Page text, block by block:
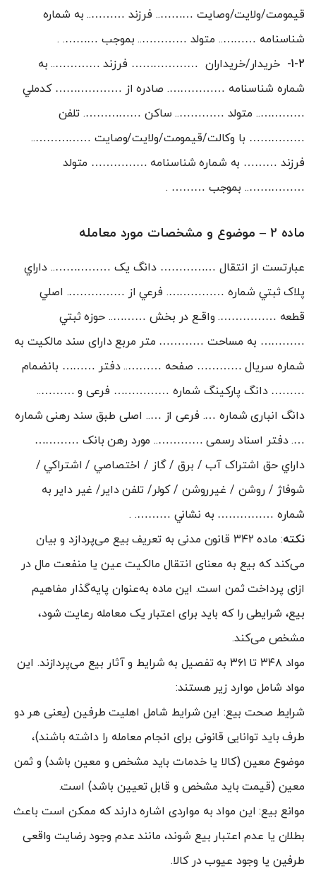
قيمومت/ولايت/وصايت ……….. فرزند ……….. به شماره
شناسنامه ……….. متولد ………….. بموجب ………. .
1-2-
خريدار/خريداران ……………… فرزند ………….. به
شماره شناسنامه ……………. صادره از ……………… کدملي
………….. متولد ………….. ساکن ……………. تلفن
…………… با وکالت/قيمومت/ولايت/وصايت ……………..
فرزند ……… به شماره شناسنامه …………… متولد
…………….. بموجب ……… .
ماده 2 – موضوع و مشخصات مورد معامله
عبارتست از انتقال …………… دانگ يک …………….. داراي
پلاک ثبتي شماره ……………. فرعي از ……………. اصلي
قطعه ……………. واقـع در بخش ……….. حوزه ثبتي
………… به مساحت ………… متر مربع دارای سند مالکیت به
شماره سریال ………… صفحه ……….. دفتر ……… بانضمام
……… دانگ پارکینگ شماره …………… فرعی و ………..
دانگ انباری شماره …. فرعی از ….. اصلی طبق سند رهنی شماره
…. دفتر اسناد رسمی ………….. مورد رهن بانک …………
داراي حق اشتراک آب / برق / گاز / اختصاصي / اشتراکي /
شوفاژ / روشن / غيرروشن / کولر/ تلفن داير/ غير داير به
شماره …………… به نشاني ………. .
نکته
: ماده ۳۴۲ قانون مدنی به تعریف بیع می‌پردازد و بیان
می‌کند که بیع به معنای انتقال مالکیت عین یا منفعت مال در
ازای پرداخت ثمن است. این ماده به‌عنوان پایه‌گذار مفاهیم
بیع، شرایطی را که باید برای اعتبار یک معامله رعایت شود،
مشخص می‌کند.
مواد ۳۴۸ تا ۳۶۱ به تفصیل به شرایط و آثار بیع می‌پردازند. این
مواد شامل موارد زیر هستند:
شرایط صحت بیع: این شرایط شامل اهلیت طرفین (یعنی هر دو
طرف باید توانایی قانونی برای انجام معامله را داشته باشند)،
موضوع معین (کالا یا خدمات باید مشخص و معین باشد) و ثمن
معین (قیمت باید مشخص و قابل تعیین باشد) است.
موانع بیع: این مواد به مواردی اشاره دارند که ممکن است باعث
بطلان یا عدم اعتبار بیع شوند، مانند عدم وجود رضایت واقعی
طرفین یا وجود عیوب در کالا.